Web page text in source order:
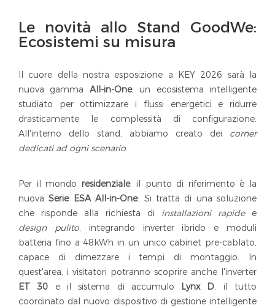
Le novità allo Stand GoodWe:
Ecosistemi su misura
Il cuore della nostra esposizione a KEY 2026 sarà la
nuova gamma All-in-One, un ecosistema intelligente
studiato per ottimizzare i flussi energetici e ridurre
drasticamente le complessità di configurazione.
All'interno dello stand, abbiamo creato dei corner
dedicati ad ogni scenario.
Per il mondo residenziale, il punto di riferimento è la
nuovaSerie ESA All-in-One. Si tratta di una soluzione
che risponde alla richiesta di installazioni rapidee
design pulito, integrando inverter ibrido e moduli
batteria fino a 48kWh in un unico cabinet pre-cablato,
capace di dimezzare i tempi di montaggio. In
quest'area, i visitatori potranno scoprire anche l'inverter
ET 30 e il sistema di accumulo Lynx D, il tutto
coordinato dal nuovo dispositivo di gestione intelligente